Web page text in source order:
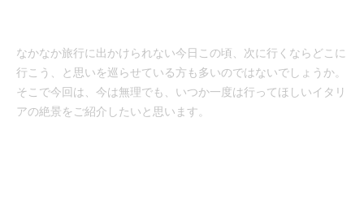
なかなか旅行に出かけられない今日この頃、次に行くならどこに
行こう、と思いを巡らせている方も多いのではないでしょうか。
そこで今回は、今は無理でも、いつか一度は行ってほしいイタリ
アの絶景をご紹介したいと思います。